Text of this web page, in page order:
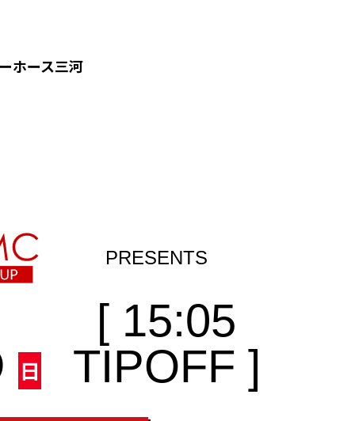
ホース三河
日
[ 15:05
TIPOFF ]